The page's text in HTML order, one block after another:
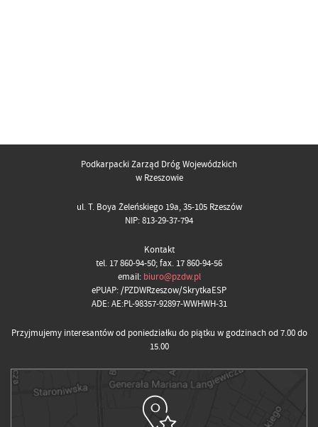
Podkarpacki Zarząd Dróg Wojewódzkich
w Rzeszowie
ul. T. Boya Żeleńskiego 19a, 35-105 Rzeszów
NIP: 813-29-37-794
Kontakt
tel. 17 860-94-50; fax. 17 860-94-56
email: biuro@pzdw.pl
ePUAP: /PZDWRzeszow/SkrytkaESP
ADE: AE:PL-98357-92897-WWHWH-31
Przyjmujemy interesantów od poniedziałku do piątku w godzinach od 7.00 do
15.00